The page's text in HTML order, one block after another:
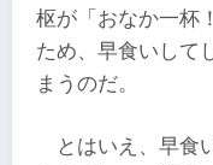
枢が「おなか一杯
ため、早食いして
まうのだ。
とはいえ、早食